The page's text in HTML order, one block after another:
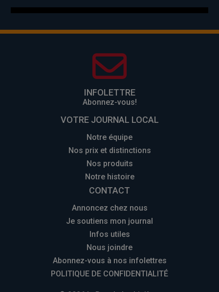
INFOLETTRE
Abonnez-vous!
VOTRE JOURNAL LOCAL
Notre équipe
Nos prix et distinctions
Nos produits
Notre histoire
CONTACT
Annoncez chez nous
Je soutiens mon journal
Infos utiles
Nous joindre
Abonnez-vous à nos infolettres
POLITIQUE DE CONFIDENTIALITÉ